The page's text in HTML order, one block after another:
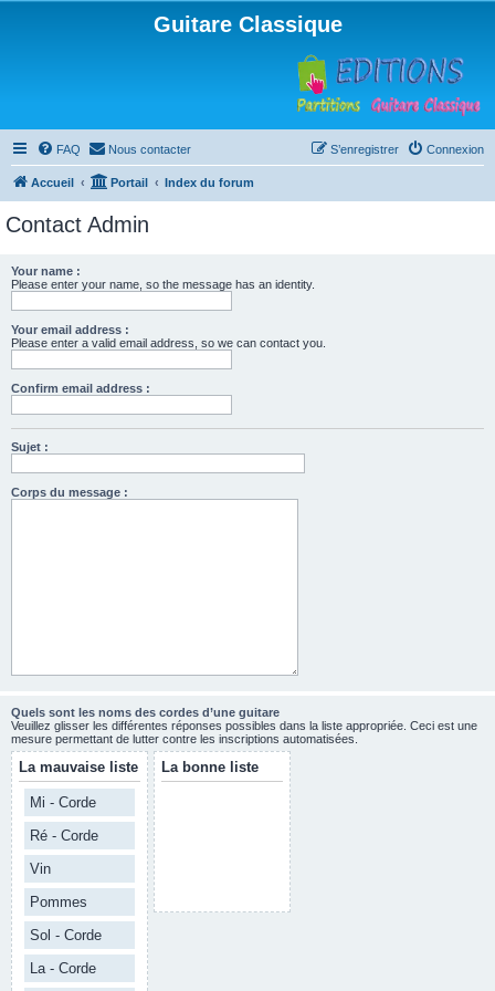
Guitare Classique
FAQ Nous contacter Connexion
S’enregistrer
Accueil Portail Index du forum
Contact Admin
Your name :
Please enter your name, so the message has an identity.
Your email address :
Please enter a valid email address, so we can contact you.
Confirm email address :
Sujet :
Corps du message :
Quels sont les noms des cordes d’une guitare
Veuillez glisser les différentes réponses possibles dans la liste appropriée. Ceci est une
mesure permettant de lutter contre les inscriptions automatisées.
La mauvaise liste
Mi - Corde
Ré - Corde
Vin
Pommes
Sol - Corde
La - Corde
La bonne liste